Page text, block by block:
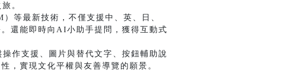
。
等最新技術，不僅支援中、英、日、
還能即時向AI小助手提問，獲得互動式
作支援、圖片與替代文字、按鈕輔助說
，實現文化平權與友善導覽的願景。